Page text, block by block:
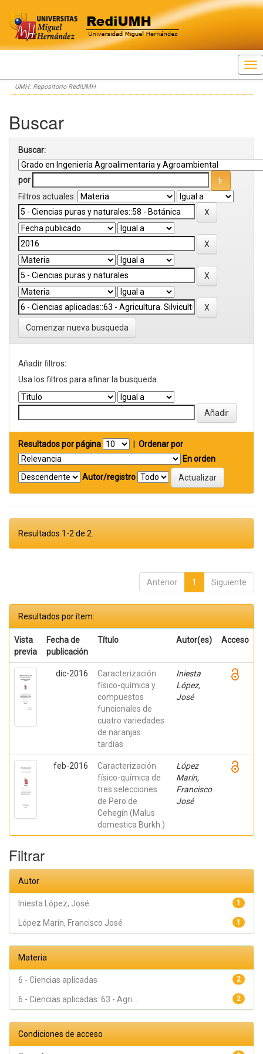
Skip
navigation
UMH: Repositorio RediUMH
Buscar
Buscar:
por
Filtros actuales:
Comenzar nueva busqueda
Añadir filtros:
Usa los filtros para afinar la busqueda.
Resultados por página
Ordenar por
En orden
Autor/registro
Resultados 1-2 de 2.
Anterior 1 Siguiente
Resultados por ítem:
Vista
previa
Fecha de
publicación
Título Autor(es) Acceso
dic-2016
Caracterización
físico-química y
compuestos
funcionales de
cuatro variedades
de naranjas
tardías
Iniesta
López,
José
feb-2016
Caracterización
físico-química de
tres selecciones
de Pero de
Cehegín (Malus
domestica Burkh.)
López
Marín,
Francisco
José
Filtrar
Autor
1
Iniesta López, José
1
López Marín, Francisco José
Materia
2
6 - Ciencias aplicadas
2
6 - Ciencias aplicadas::63 - Agri...
Condiciones de acceso